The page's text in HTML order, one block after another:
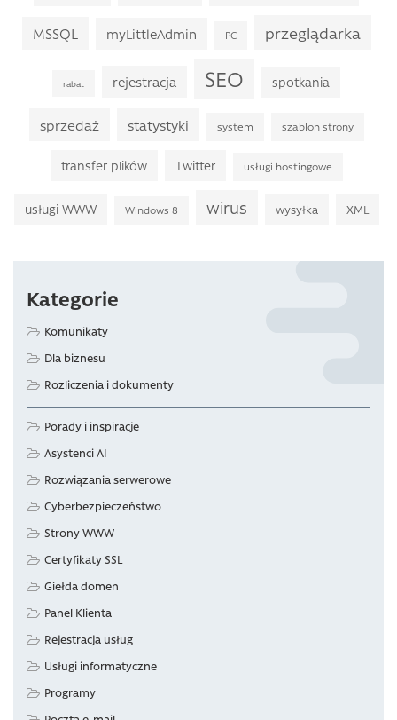
MSSQL myLittleAdmin PC przeglądarka
rabat rejestracja SEO spotkania
sprzedaż statystyki system szablon strony
transfer plików Twitter usługi hostingowe
usługi WWW Windows 8 wirus wysyłka XML
Kategorie
Komunikaty
Dla biznesu
Rozliczenia i dokumenty
Porady i inspiracje
Asystenci AI
Rozwiązania serwerowe
Cyberbezpieczeństwo
Strony WWW
Certyfikaty SSL
Giełda domen
Panel Klienta
Rejestracja usług
Usługi informatyczne
Programy